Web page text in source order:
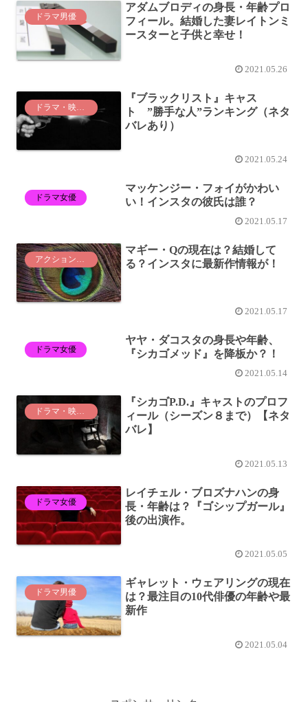
ドラマ男優
アダムブロディの身長・年齢プロ
フィール。結婚した妻レイトンミ
ースターと子供と幸せ！
2021.05.26
ドラマ・映画紹介
『ブラックリスト』キャス
ト ”勝手な人”ランキング（ネタ
バレあり）
2021.05.24
ドラマ女優
マッケンジー・フォイがかわい
い！インスタの彼氏は誰？
2021.05.17
アクション俳優
マギー・Qの現在は？結婚して
る？インスタに最新作情報が！
2021.05.17
ドラマ女優
ヤヤ・ダコスタの身長や年齢、
『シカゴメッド』を降板か？！
2021.05.14
ドラマ・映画紹介
『シカゴP.D.』キャストのプロフ
ィール（シーズン８まで）【ネタ
バレ】
2021.05.13
ドラマ女優
レイチェル・ブロズナハンの身
長・年齢は？『ゴシップガール』
後の出演作。
2021.05.05
ドラマ男優
ギャレット・ウェアリングの現在
は？最注目の10代俳優の年齢や最
新作
2021.05.04